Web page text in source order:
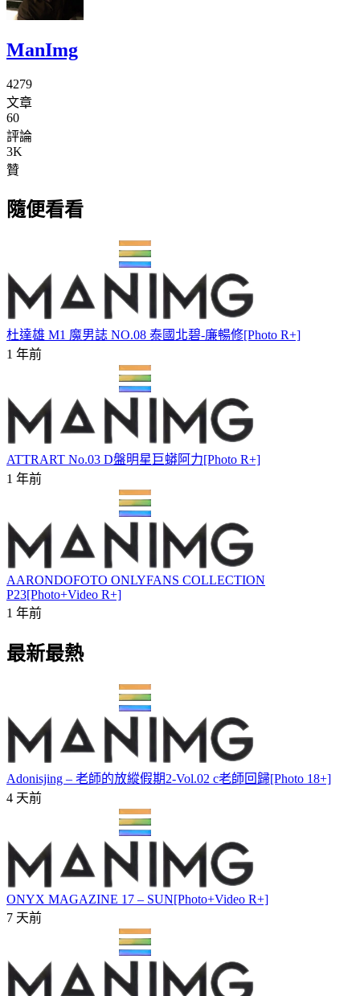
ManImg
4279
文章
60
評論
3K
贊
隨便看看
杜達雄 M1 魔男誌 NO.08 泰國北碧-廉暢修[Photo R+]
1 年前
ATTRART No.03 D盤明星巨蟒阿力[Photo R+]
1 年前
AARONDOFOTO ONLYFANS COLLECTION
P23[Photo+Video R+]
1 年前
最新最熱
Adonisjing – 老師的放縱假期2-Vol.02 c老師回歸[Photo 18+]
4 天前
ONYX MAGAZINE 17 – SUN[Photo+Video R+]
7 天前